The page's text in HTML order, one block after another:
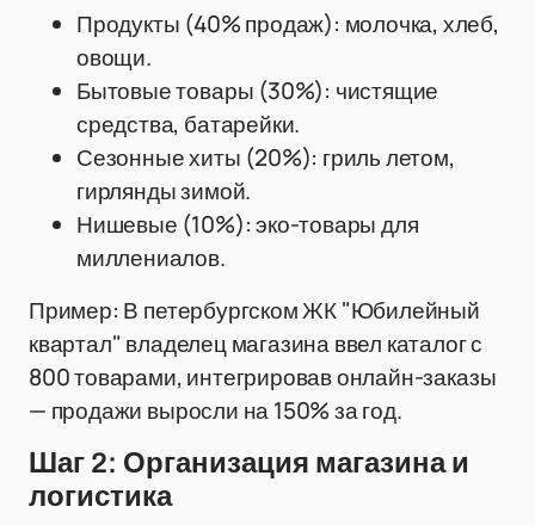
Продукты (40% продаж): молочка, хлеб,
овощи.
Бытовые товары (30%): чистящие
средства, батарейки.
Сезонные хиты (20%): гриль летом,
гирлянды зимой.
Нишевые (10%): эко-товары для
миллениалов.
Пример: В петербургском ЖК "Юбилейный
квартал" владелец магазина ввел каталог с
800 товарами, интегрировав онлайн-заказы
— продажи выросли на 150% за год.
Шаг 2: Организация магазина и
логистика